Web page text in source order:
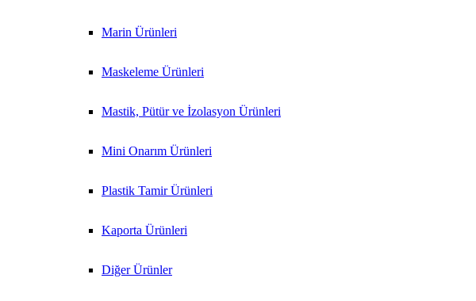
Marin Ürünleri
Maskeleme Ürünleri
Mastik, Pütür ve İzolasyon Ürünleri
Mini Onarım Ürünleri
Plastik Tamir Ürünleri
Kaporta Ürünleri
Diğer Ürünler